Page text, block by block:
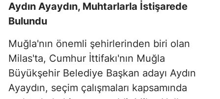
Aydın Ayaydın, Muhtarlarla İstişarede
Bulundu
Muğla'nın önemli şehirlerinden biri olan
Milas'ta, Cumhur İttifakı'nın Muğla
Büyükşehir Belediye Başkan adayı Aydın
Ayaydın, seçim çalışmaları kapsamında